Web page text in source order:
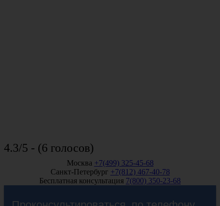
4.3/5 - (6 голосов)
Москва +7(499) 325-45-68
Санкт-Петербург +7(812) 467-40-78
Бесплатная консультация 7(800) 350-23-68